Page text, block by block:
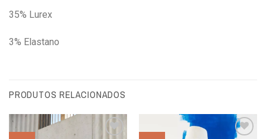
35% Lurex
3% Elastano
PRODUTOS RELACIONADOS